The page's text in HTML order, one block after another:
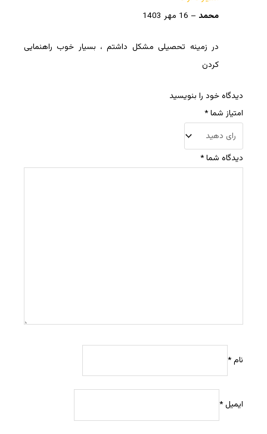
محمد – 16 مهر 1403
در زمینه تحصیلی مشکل داشتم ، بسیار خوب راهنمایی
کردن
دیدگاه خود را بنویسید
امتیاز شما*
دیدگاه شما*
نام*
ایمیل*